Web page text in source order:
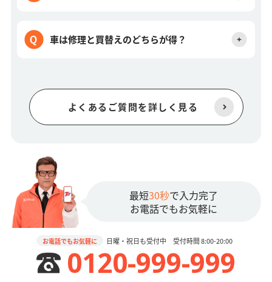
車は修理と買替えのどちらが得？
よくあるご質問を詳しく見る
最短30秒で入力完了
お電話でもお気軽に
お電話でもお気軽に 日曜・祝日も受付中 受付時間 8:00-20:00
0120-999-999